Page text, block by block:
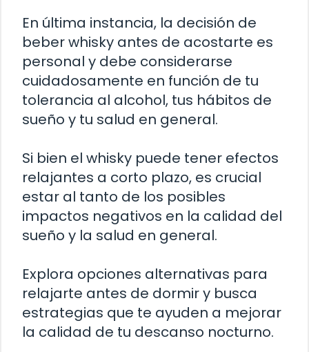
En última instancia, la decisión de
beber whisky antes de acostarte es
personal y debe considerarse
cuidadosamente en función de tu
tolerancia al alcohol, tus hábitos de
sueño y tu salud en general.
Si bien el whisky puede tener efectos
relajantes a corto plazo, es crucial
estar al tanto de los posibles
impactos negativos en la calidad del
sueño y la salud en general.
Explora opciones alternativas para
relajarte antes de dormir y busca
estrategias que te ayuden a mejorar
la calidad de tu descanso nocturno.